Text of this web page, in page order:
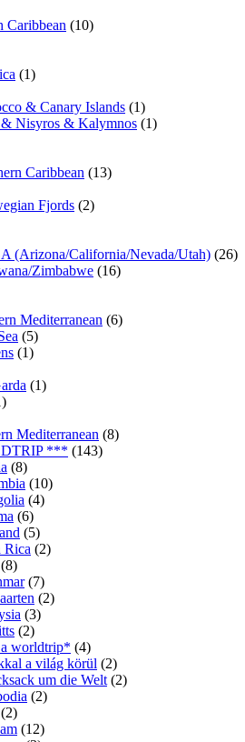
Caribbean (10)
(1)
& Canary Islands (1)
Nisyros & Kalymnos (1)
Caribbean (13)
Fjords (2)
(Arizona/California/Nevada/Utah) (26)
Zimbabwe (16)
Mediterranean (6)
(5)
(1)
(1)
Mediterranean (8)
*** (143)
(8)
(10)
(4)
(6)
(5)
Rica (2)
(8)
(7)
(2)
(3)
(2)
worldtrip* (4)
a világ körül (2)
um die Welt (2)
(2)
(2)
(12)